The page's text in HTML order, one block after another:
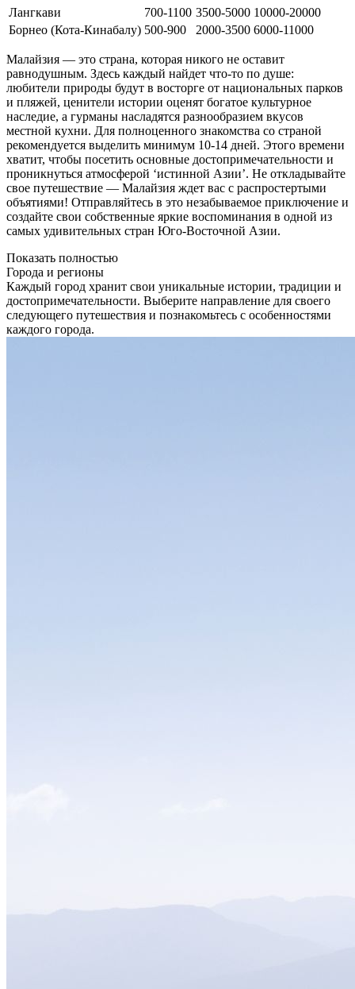
Лангкави
700-1100 3500-5000 10000-20000
Борнео (Кота-Кинабалу) 500-900 2000-3500 6000-11000
Малайзия — это страна, которая никого не оставит
равнодушным. Здесь каждый найдет что-то по душе:
любители природы будут в восторге от национальных парков
и пляжей, ценители истории оценят богатое культурное
наследие, а гурманы насладятся разнообразием вкусов
местной кухни. Для полноценного знакомства со страной
рекомендуется выделить минимум 10-14 дней. Этого времени
хватит, чтобы посетить основные достопримечательности и
проникнуться атмосферой ‘истинной Азии’. Не откладывайте
свое путешествие — Малайзия ждет вас с распростертыми
объятиями! Отправляйтесь в это незабываемое приключение и
создайте свои собственные яркие воспоминания в одной из
самых удивительных стран Юго-Восточной Азии.
Показать полностью
Города и регионы
Каждый город хранит свои уникальные истории, традиции и
достопримечательности. Выберите направление для своего
следующего путешествия и познакомьтесь с особенностями
каждого города.